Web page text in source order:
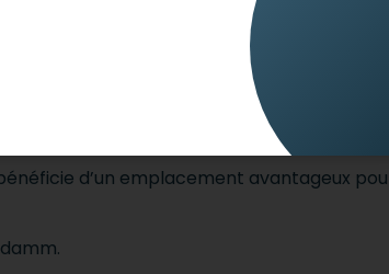
la population est très ouverte et
place en restant vous même. Berlin
d’un emplacement avantageux